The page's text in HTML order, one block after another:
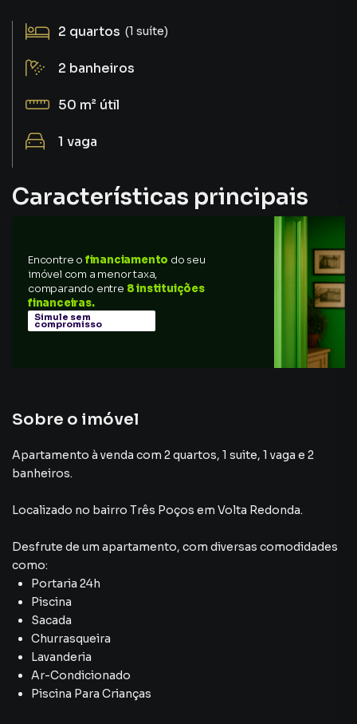
2 quartos (1 suíte)
2 banheiros
50 m² útil
1 vaga
Características principais
Portaria 24h
Andar Alto
Encontre o financiamento do seu
imóvel com a menor taxa,
comparando entre 8 instituições
financeiras.
Simule sem
compromisso
Sobre o imóvel
Apartamento à venda com 2 quartos, 1 suite, 1 vaga e 2
banheiros.
Localizado no bairro Três Poços em Volta Redonda.
Desfrute de um apartamento, com diversas comodidades
como:
Portaria 24h
Piscina
Sacada
Churrasqueira
Lavanderia
Ar-Condicionado
Piscina Para Crianças